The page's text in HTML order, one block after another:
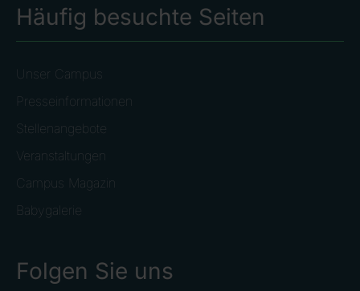
Häufig besuchte Seiten
Unser Campus
Presseinformationen
Stellenangebote
Veranstaltungen
Campus Magazin
Babygalerie
Folgen Sie uns